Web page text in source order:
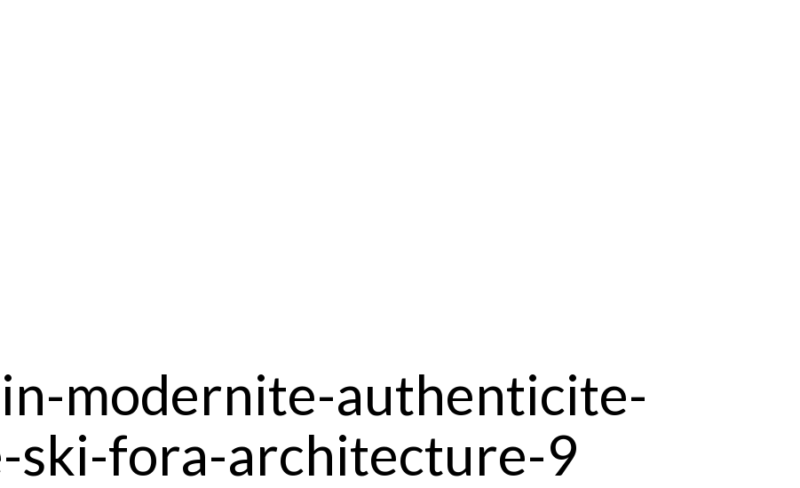
modernite-authenticite-
ski-fora-architecture-9